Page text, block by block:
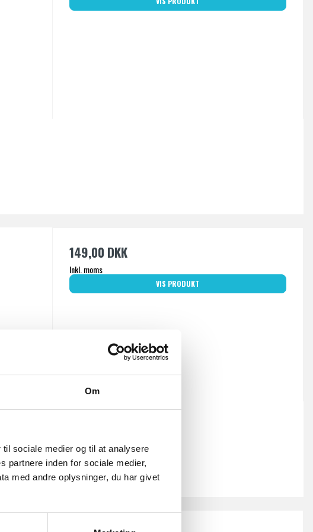
Om
sociale medier og til at analysere
partnere inden for sociale medier,
med andre oplysninger, du har givet
149,00 DKK
Inkl. moms
VIS PRODUKT